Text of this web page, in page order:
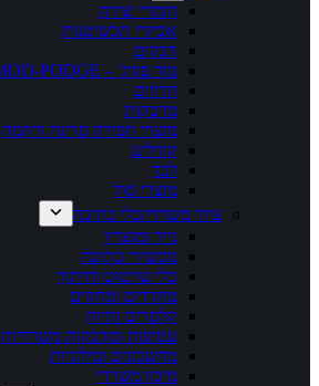
חומרי יצירה
אביזרי תכשיטנות
דבקים
מוד פודג' – MOD-PODGE
חרוזים
מדבקות
מוצרי תפירה סריגה ורקמה
קווילינג
לבד
מוצרי סול
ציוד משרדי/כלי כתיבה
נייר ומוצריו
מכשירי כתיבה
כלי שרטוט וחיתוך
מחדדים ומחקים
קלסרים ותיוק
עטיפות ומדבקות משרדיות
מחשבונים ומילוניות
מיכון משרדי